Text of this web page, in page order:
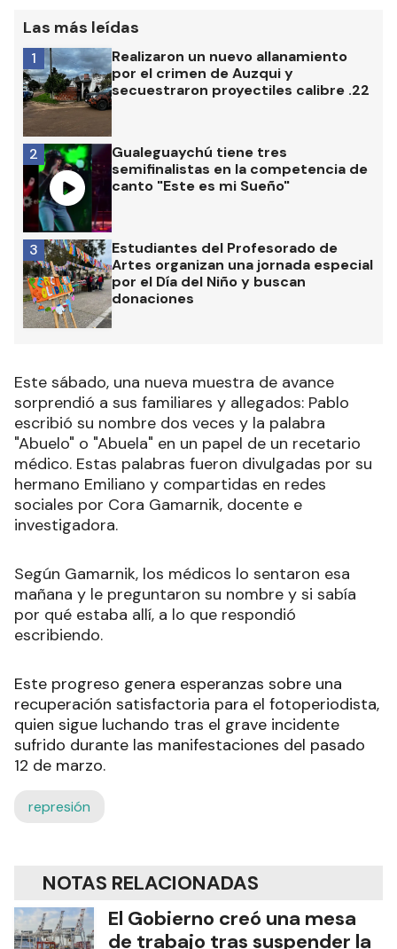
Las más leídas
Realizaron un nuevo allanamiento
por el crimen de Auzqui y
secuestraron proyectiles calibre .22
1
Gualeguaychú tiene tres
semifinalistas en la competencia de
canto "Este es mi Sueño"
2
Estudiantes del Profesorado de
Artes organizan una jornada especial
por el Día del Niño y buscan
donaciones
3
Este sábado, una nueva muestra de avance
sorprendió a sus familiares y allegados: Pablo
escribió su nombre dos veces y la palabra
"Abuelo" o "Abuela" en un papel de un recetario
médico. Estas palabras fueron divulgadas por su
hermano Emiliano y compartidas en redes
sociales por Cora Gamarnik, docente e
investigadora.
Según Gamarnik, los médicos lo sentaron esa
mañana y le preguntaron su nombre y si sabía
por qué estaba allí, a lo que respondió
escribiendo.
Este progreso genera esperanzas sobre una
recuperación satisfactoria para el fotoperiodista,
quien sigue luchando tras el grave incidente
sufrido durante las manifestaciones del pasado
12 de marzo.
represión
NOTAS RELACIONADAS
El Gobierno creó una mesa
de trabajo tras suspender la